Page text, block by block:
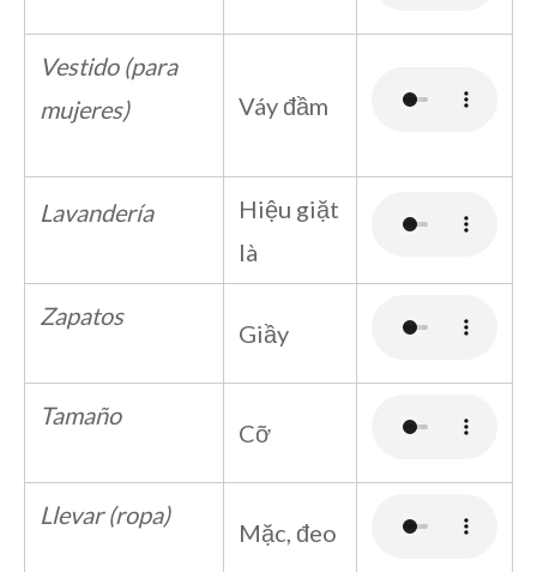
Vestido (para
mujeres)
Váy đầm
Lavandería
Hiệu giặt
là
Zapatos
Giầy
Tamaño
Cỡ
Llevar (ropa)
Mặc, đeo